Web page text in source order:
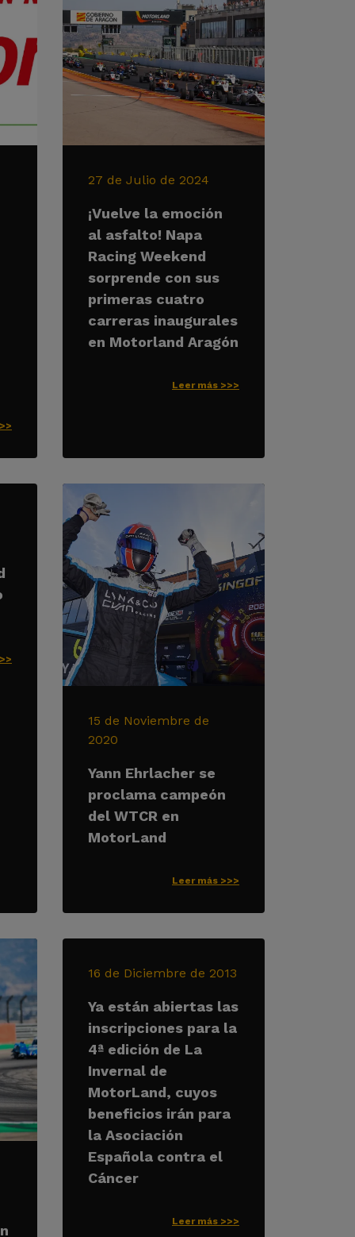
27 de Julio de 2024
¡Vuelve la emoción
al asfalto! Napa
Racing Weekend
sorprende con sus
primeras cuatro
carreras inaugurales
en Motorland Aragón
Leer más >>>
15 de Noviembre de
2020
Yann Ehrlacher se
proclama campeón
del WTCR en
MotorLand
Leer más >>>
16 de Diciembre de 2013
Ya están abiertas las
inscripciones para la
4ª edición de La
Invernal de
MotorLand, cuyos
beneficios irán para
la Asociación
Española contra el
Cáncer
Leer más >>>